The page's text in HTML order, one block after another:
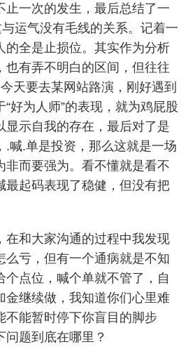
止一次的发生，最后总结了一
运气没有毛线的关系。记着一
的全是止损位。其实作为分析
也有弄不明白的区间，但往往
天要去某网站路演，刚好遇到
好为人师”的表现，就为鸡屁股
显示自我的存在，最后对了是
.喊.单是投资，那么这就是一场
非而要强为。看不懂就是看不
最起码表现了稳健，但没有把
在和大家沟通的过程中我发现
么亏，但有一个通病就是不知
点位，喊个单就不管了，自
金继续做，我知道你们心里难
不能暂时停下你盲目的脚步
题到底在哪里？